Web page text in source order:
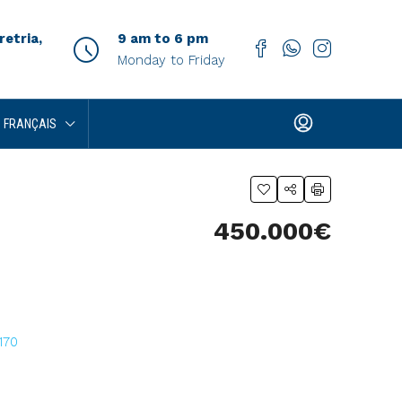
9 am to 6 pm
Monday to Friday
FRANÇAIS
450.000€